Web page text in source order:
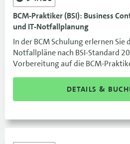
BCM-Praktiker (BSI): Business
und IT-Notfallplanung
In der BCM Schulung erlernen
Notfallpläne nach BSI-Standard
Vorbereitung auf die BCM-
DETAILS &